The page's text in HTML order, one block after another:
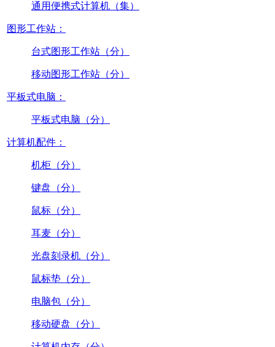
通用便携式计算机（集）
图形工作站：
台式图形工作站（分）
移动图形工作站（分）
平板式电脑：
平板式电脑（分）
计算机配件：
机柜（分）
键盘（分）
鼠标（分）
耳麦（分）
光盘刻录机（分）
鼠标垫（分）
电脑包（分）
移动硬盘（分）